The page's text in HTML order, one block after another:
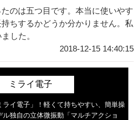
のは五つ目です。本当に使いやす
ちするかどうか分かりません。私
した。
2018-12-15 14:40:15
ミライ電子
ライ電子」！軽くて持ちやすい、簡単操
独自の立体微振動「マルチアクショ